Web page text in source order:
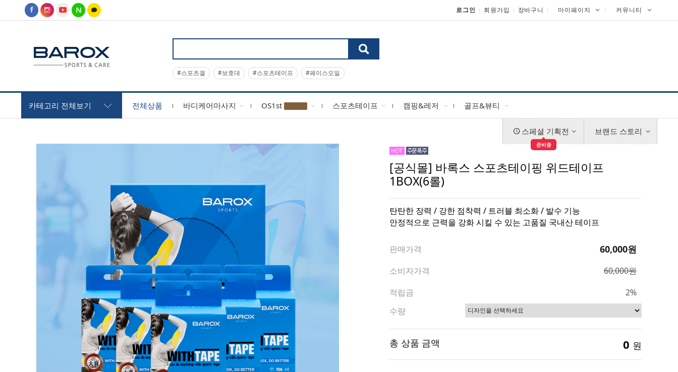
로그인 회원가입 장바구니 마이페이지 커뮤니티
#스포츠겔 #보호대 #스포츠테이프 #페이스오일
카테고리 전체보기 전체상품 바디케어마사지 OS1st 스포츠테이프 캠핑&레저 골프&뷰티
스페셜 기획전
준비중
브랜드 스토리
[공식몰] 바록스 스포츠테이핑 위드테이프
1BOX(6롤)
탄탄한 장력 / 강한 점착력 / 트러블 최소화 / 발수 기능
안정적으로 근력을 강화 시킬 수 있는 고품질 국내산 테이프
판매가격 60,000원
소비자가격
60,000원
적립금
2%
수량
총 상품 금액 0 원